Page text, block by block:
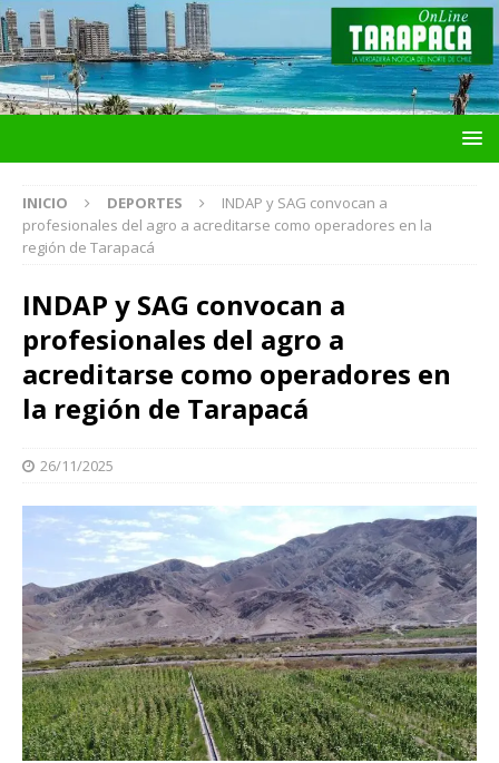
INICIO DEPORTES
INDAP y SAG convocan a
profesionales del agro a acreditarse como operadores en la
región de Tarapacá
INDAP y SAG convocan a
profesionales del agro a
acreditarse como operadores en
la región de Tarapacá
26/11/2025